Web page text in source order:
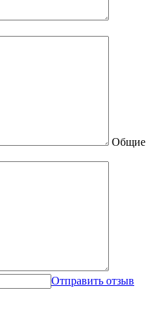
Общие
Отправить отзыв